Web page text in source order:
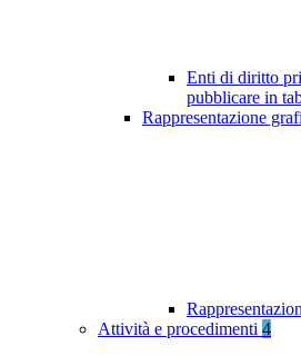
Enti di diritto
pubblicare in
Rappresentazione
Attività e procedimenti 4